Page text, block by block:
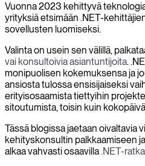
Vuonna 2023 kehittyvä
yrityksiä etsimään .NET-
sovellusten luomiseksi.
Valinta on usein sen välillä,
vai konsultoivia asiantuntijoita.
monipuolisen kokemuksensa ja
ansiosta tulossa ensisijaiseksi
erityisosaamista tiettyihin
sitoutumista, toisin kuin
Tässä blogissa jaetaan oivaltavia
kehityskonsultin palkkaamiseen
alkaa vahvasti osaavilla.NET-